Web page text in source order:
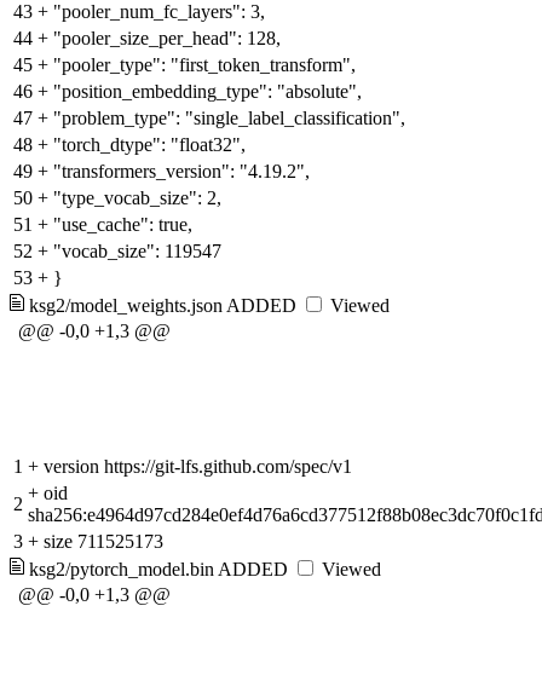
43 + "pooler_num_fc_layers": 3,
44 + "pooler_size_per_head": 128,
45 + "pooler_type": "first_token_transform",
46 + "position_embedding_type": "absolute",
47 + "problem_type": "single_label_classification",
48 + "torch_dtype": "float32",
49 + "transformers_version": "4.19.2",
50 + "type_vocab_size": 2,
51 + "use_cache": true,
52 + "vocab_size": 119547
53 + }
ksg2/model_weights.json ADDED
Viewed
@@ -0,0 +1,3 @@
1 + version https://git-lfs.github.com/spec/v1
2
+ oid
3 + size 711525173
ksg2/pytorch_model.bin ADDED
Viewed
@@ -0,0 +1,3 @@